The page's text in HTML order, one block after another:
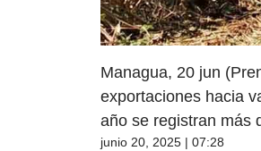
Managua, 20 jun
exportaciones hacia
año se registran más
junio 20, 2025 | 07:28